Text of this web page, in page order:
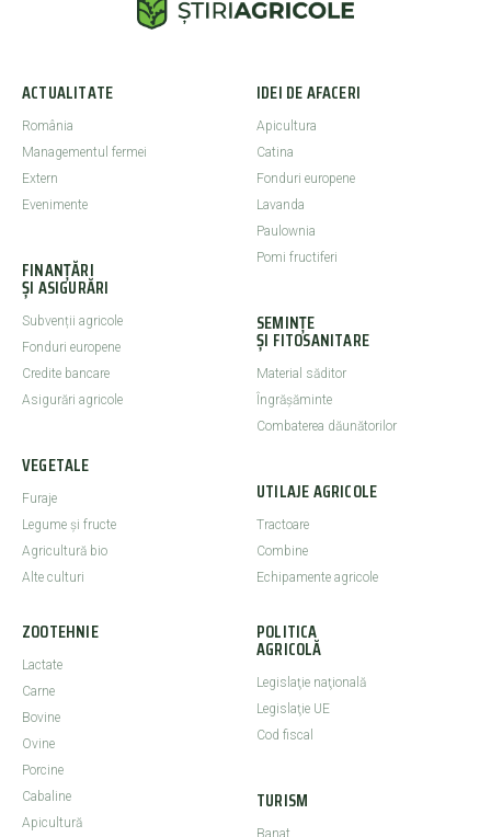
ACTUALITATE
România
Managementul fermei
Extern
Evenimente
FINANȚĂRI
ȘI ASIGURĂRI
Subvenții agricole
Fonduri europene
Credite bancare
Asigurări agricole
VEGETALE
Furaje
Legume şi fructe
Agricultură bio
Alte culturi
IDEI DE AFACERI
Apicultura
Catina
Fonduri europene
Lavanda
Paulownia
Pomi fructiferi
SEMINȚE
ȘI FITOSANITARE
Material săditor
Îngrășăminte
Combaterea dăunătorilor
UTILAJE AGRICOLE
Tractoare
Combine
Echipamente agricole
ZOOTEHNIE
Lactate
Carne
Bovine
Ovine
Porcine
Cabaline
Apicultură
POLITICA
AGRICOLĂ
Legislaţie naţională
Legislaţie UE
Cod fiscal
TURISM
Banat